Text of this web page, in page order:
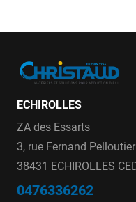
ECHIROLLES
ZA des Essarts
3, rue Fernand Pelloutier
38431 ECHIROLLES
0476336262